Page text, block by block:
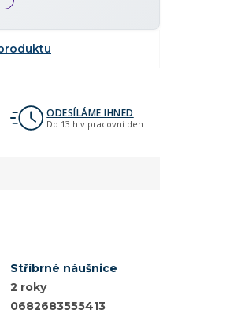
ODESÍLÁME IHNED
Do 13 h v pracovní den
Stříbrné náušnice
2 roky
0682683555413